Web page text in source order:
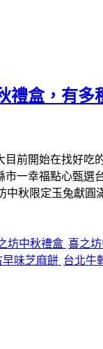
禮盒，有
前開始在找好
一幸福點心甄
秋限定玉兔獻圓
坊中秋禮盒 喜之
早味芝麻餅 台北牛